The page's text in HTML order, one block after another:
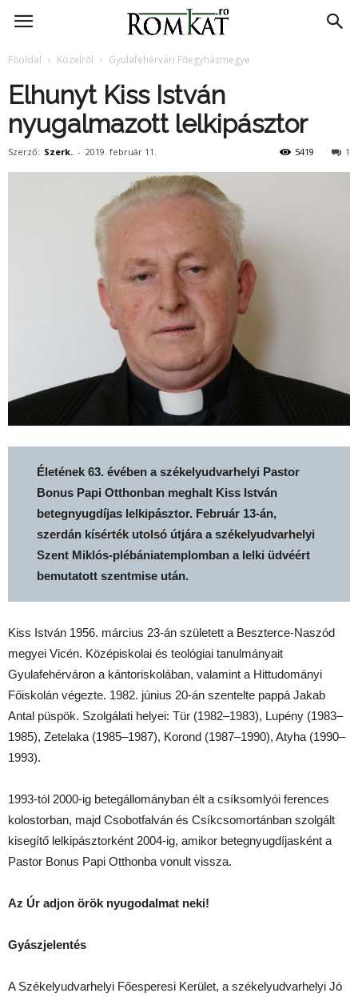
RomKat.ro
Főoldal Közelről Gyulafehérvári Főegyházmegye
Elhunyt Kiss István
nyugalmazott lelkipásztor
Szerző: Szerk. - 2019. február 11. 1
5419
Életének 63. évében a székelyudvarhelyi Pastor
Bonus Papi Otthonban meghalt Kiss István
betegnyugdíjas lelkipásztor. Február 13-án,
szerdán kísérték utolsó útjára a székelyudvarhelyi
Szent Miklós-plébániatemplomban a lelki üdvéért
bemutatott szentmise után.
Kiss István 1956. március 23-án született a Beszterce-Naszód
megyei Vicén. Középiskolai és teológiai tanulmányait
Gyulafehérváron a kántoriskolában, valamint a Hittudományi
Főiskolán végezte. 1982. június 20-án szentelte pappá Jakab
Antal püspök. Szolgálati helyei: Tür (1982–1983), Lupény (1983–
1985), Zetelaka (1985–1987), Korond (1987–1990), Atyha (1990–
1993).
1993-tól 2000-ig betegállományban élt a csíksomlyói ferences
kolostorban, majd Csobotfalván és Csíkcsomortánban szolgált
kisegítő lelkipásztorként 2004-ig, amikor betegnyugdíjasként a
Pastor Bonus Papi Otthonba vonult vissza.
Az Úr adjon örök nyugodalmat neki!
Gyászjelentés
A Székelyudvarhelyi Főesperesi Kerület, a székelyudvarhelyi Jó